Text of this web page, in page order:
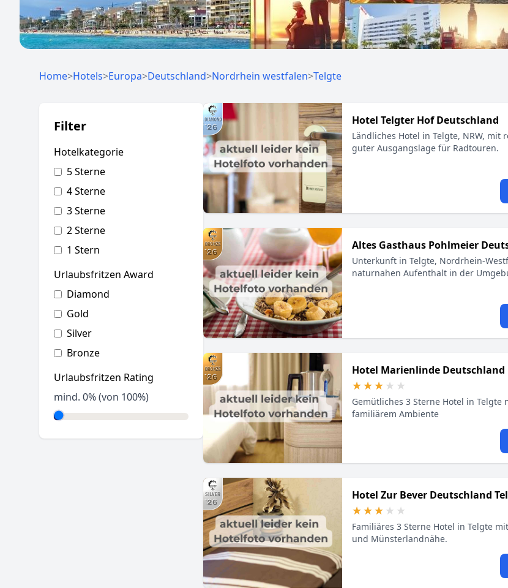
Home>Hotels>Europa>Deutschland>Nordrhein westfalen>Telgte
Filter
Hotelkategorie
5 Sterne
4 Sterne
3 Sterne
2 Sterne
1 Stern
Urlaubsfritzen Award
Diamond
Gold
Silver
Bronze
Urlaubsfritzen Rating
mind. 0% (von 100%)
Hotel Telgter Hof Deutschland
Ländliches Hotel in Telgte, NRW, mit
guter Ausgangslage für Radtouren.
Altes Gasthaus Pohlmeier
Unterkunft in Telgte, Nordrhein-
naturnahen Aufenthalt in der
Hotel Marienlinde Deutschland
★★★★★
★★★★★
Gemütliches 3 Sterne Hotel in Telgte
familiärem Ambiente
Hotel Zur Bever Deutschland
★★★★★
★★★★★
Familiäres 3 Sterne Hotel in Telgte
und Münsterlandnähe.